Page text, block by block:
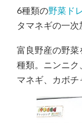
6種類の野菜ド
タマネギの一次
富良野産の野菜
種類。ニンニク
マネギ、カボチ